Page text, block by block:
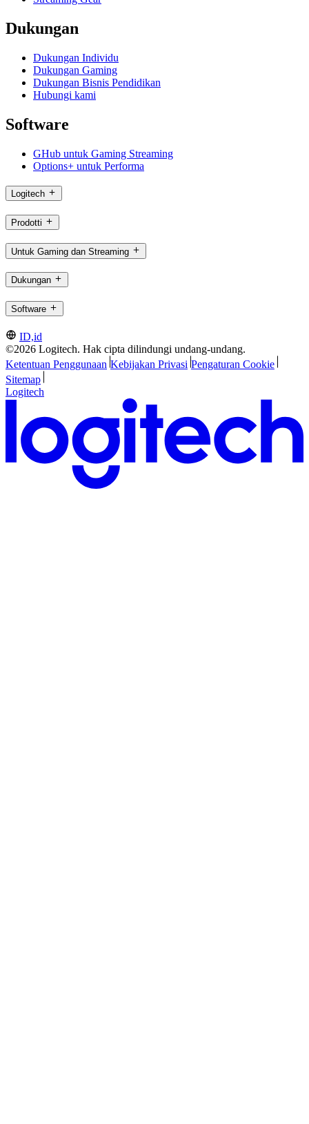
Dukungan
Dukungan Individu
Dukungan Gaming
Dukungan Bisnis Pendidikan
Hubungi kami
Software
GHub untuk Gaming Streaming
Options+ untuk Performa
Logitech
Prodotti
Untuk Gaming dan Streaming
Dukungan
Software
ID,id
©2026 Logitech. Hak cipta dilindungi undang-undang.
Ketentuan Penggunaan Kebijakan Privasi Pengaturan Cookie
Sitemap
Logitech